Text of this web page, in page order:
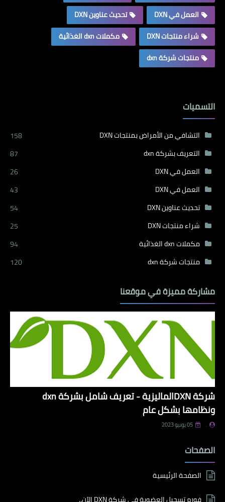
العمل في DXN
تحديث عناوين DXN
شراء منتجات DXN
مكملات dxn الغذائية
منتجات شركة dxn
التسميات
التشافي من الأمراض بمنتجات DXN
158
التعريف بشركة dxn
87
العمل في DXN
26
العمل في DXN
43
تحديث عناوين DXN
54
شراء منتجات DXN
25
مكملات dxn الغذائية
94
منتجات شركة dxn
120
مشاركة مميزة في موقعنا
شركة DXNالماليزية - تعريف شامل بشركة dxn
ونظامها بشكل عام
. 05 يونيو 2023
الصفحات
الصفحة الرئيسية
فورم تسجيل العضوية في شركة DXN الآن..